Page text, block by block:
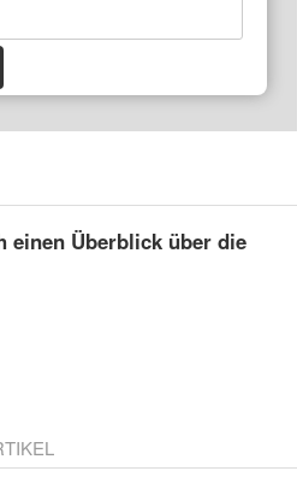
einen Überblick über die